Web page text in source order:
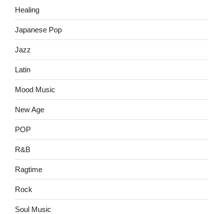
Healing
Japanese Pop
Jazz
Latin
Mood Music
New Age
POP
R&B
Ragtime
Rock
Soul Music